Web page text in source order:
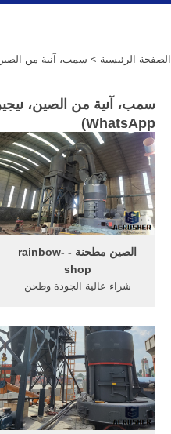
الصفحة الرئيسية > سمب، آنية من
سمب، آنية من الصين،
WhatsApp
)
الصين مطحنة - rainbow-
shop
شراء عالية الجودة وطحن
الصين . [الدردشة على
الانترنت] الصين الطرد
المركزي مطحنة متناهية الصغر